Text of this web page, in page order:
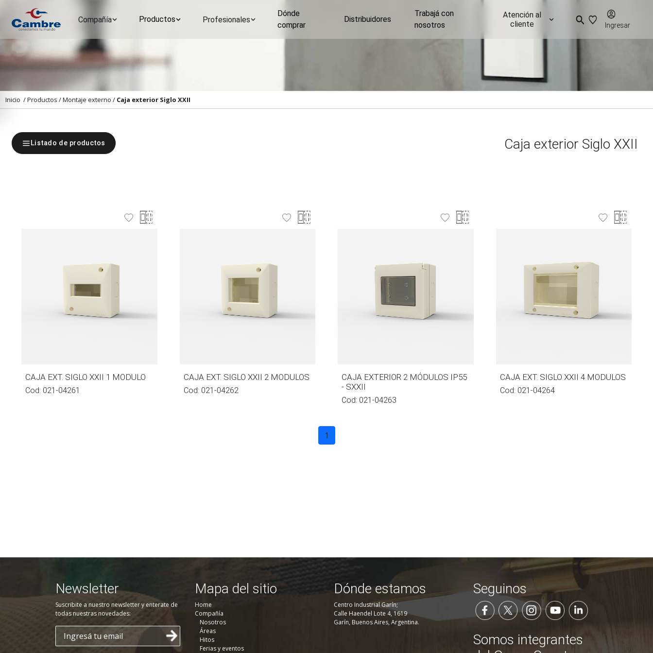
Compañía Productos Profesionales
Dónde
comprar
Distribuidores
Trabajá con
nosotros
Atención al
cliente
Ingresar
Inicio /Productos /Montaje externo / Caja exterior Siglo XXII
Listado de productos Caja exterior Siglo XXII
CAJA EXT. SIGLO XXII 1 MODULO
Cod: 021-04261
CAJA EXT. SIGLO XXII 2 MODULOS
Cod: 021-04262
CAJA EXTERIOR 2 MÓDULOS IP55
- SXXII
Cod: 021-04263
CAJA EXT. SIGLO XXII 4 MODULOS
Cod: 021-04264
1
Newsletter
Suscribite a nuestro newsletter y enterate de
todas nuestras novedades:
Mapa del sitio
Home
Compañía
Nosotros
Áreas
Hitos
Ferias y eventos
Dónde estamos
Centro Industrial Garín;
Calle Haendel Lote 4, 1619
Garín, Buenos Aires, Argentina.
Seguinos
Somos integrantes